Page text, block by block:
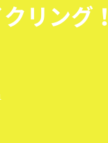
リング！